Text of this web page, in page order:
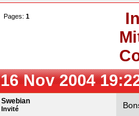
Pages: 1
16 Nov 2004
Swebian
Invité